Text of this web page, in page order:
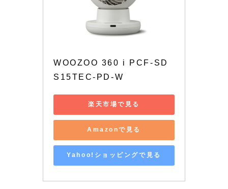
WOOZOO 360 i PCF-SD
S15TEC-PD-W
楽天市場で見る
Amazonで見る
Yahoo!ショッピングで見る